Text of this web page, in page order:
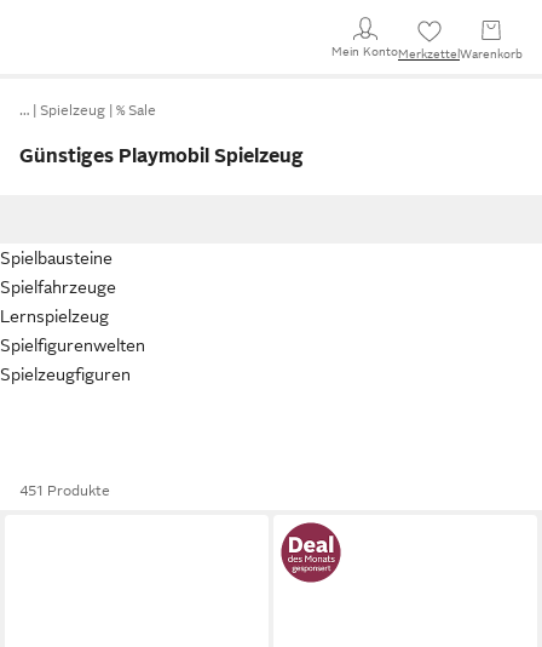
Mein KontoMerkzettel Warenkorb
… Spielzeug % Sale
Günstiges Playmobil Spielzeug
Spielbausteine
Spielfahrzeuge
Lernspielzeug
Spielfigurenwelten
Spielzeugfiguren
451 Produkte